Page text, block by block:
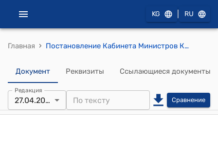
KG RU
Главная › Постановление Кабинета Министров КР от 27 апреля 2026 года № 292 "О внесении изменений в некоторые решения Правительства Кыргызской Республики и Кабинета Министров Кыргызской Республики в сфере информации"
Документ Реквизиты Ссылающиеся документы
Редакция
27.04.2026 Сравнение